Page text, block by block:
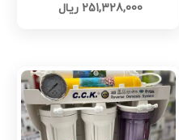
251,328,000 ریال